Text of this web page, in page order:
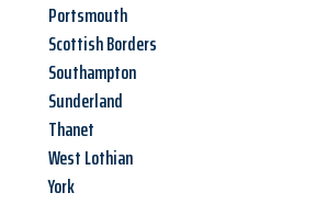
Portsmouth
Scottish Borders
Southampton
Sunderland
Thanet
West Lothian
York